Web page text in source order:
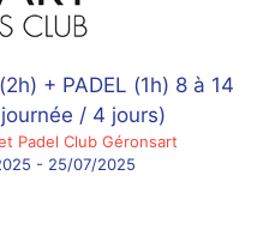
+ PADEL (1h) 8 à 14
/ 4 jours)
Padel Club Géronsart
- 25/07/2025